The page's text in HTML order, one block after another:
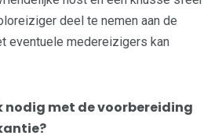
deel te nemen aan de
eventuele medereizigers kan
nodig met de voorbereiding